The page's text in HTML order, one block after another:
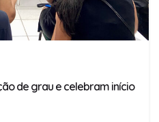
de grau e celebram início